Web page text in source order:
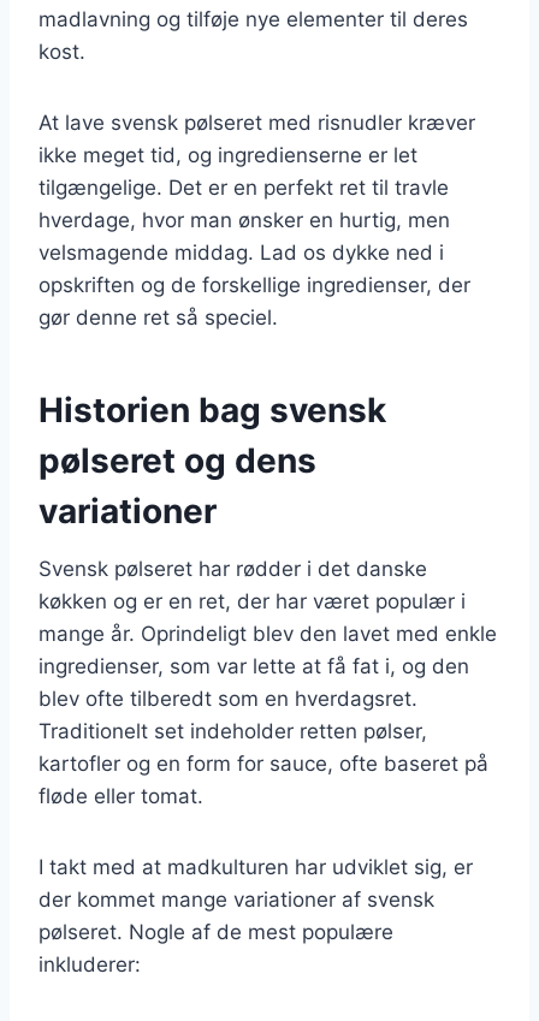
madlavning og tilføje nye elementer til deres
kost.
At lave svensk pølseret med risnudler kræver
ikke meget tid, og ingredienserne er let
tilgængelige. Det er en perfekt ret til travle
hverdage, hvor man ønsker en hurtig, men
velsmagende middag. Lad os dykke ned i
opskriften og de forskellige ingredienser, der
gør denne ret så speciel.
Historien bag svensk
pølseret og dens
variationer
Svensk pølseret har rødder i det danske
køkken og er en ret, der har været populær i
mange år. Oprindeligt blev den lavet med enkle
ingredienser, som var lette at få fat i, og den
blev ofte tilberedt som en hverdagsret.
Traditionelt set indeholder retten pølser,
kartofler og en form for sauce, ofte baseret på
fløde eller tomat.
I takt med at madkulturen har udviklet sig, er
der kommet mange variationer af svensk
pølseret. Nogle af de mest populære
inkluderer: